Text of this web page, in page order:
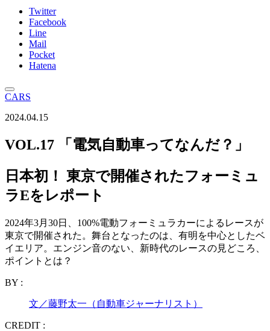
Twitter
Facebook
Line
Mail
Pocket
Hatena
CARS
2024.04.15
VOL.17 「電気自動車ってなんだ？」
日本初！ 東京で開催されたフォーミュ
ラEをレポート
2024年3月30日、100%電動フォーミュラカーによるレースが
東京で開催された。舞台となったのは、有明を中心としたベ
イエリア。エンジン音のない、新時代のレースの見どころ、
ポイントとは？
BY :
文／藤野太一（自動車ジャーナリスト）
CREDIT :